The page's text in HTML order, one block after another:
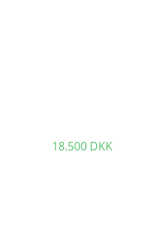
18.500 DKK